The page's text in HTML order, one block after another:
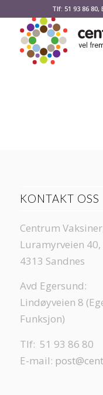
Tlf: 51 93 86
KONTAKT OSS
Centrum
Luramyrveien
4313 Sandnes
Avd Egersund:
Lindøyveien 8
Funksjon)
Tlf: 51 93 86 80
E-mail: